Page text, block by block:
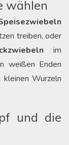
wählen
treiben, oder
im
weißen Enden
Wurzeln
und die